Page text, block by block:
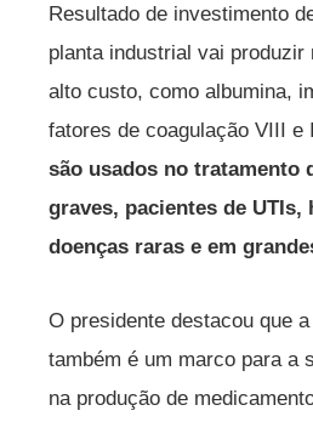
Resultado de investimento
planta industrial vai produzir
alto custo, como albumina,
fatores de coagulação VIII e
são usados no tratamento
graves, pacientes de UTIs,
doenças raras e em
O presidente destacou que
também é um marco para a
na produção de